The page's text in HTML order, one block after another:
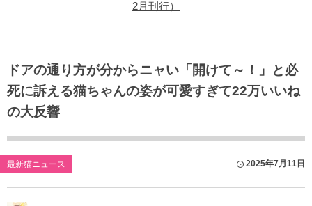
2月刊行）
ドアの通り方が分からニャい「開けて～！」と必
死に訴える猫ちゃんの姿が可愛すぎて22万いいね
の大反響
最新猫ニュース 2025年7月11日
猫のゲーム・アプリ
猫のフリー写真素材